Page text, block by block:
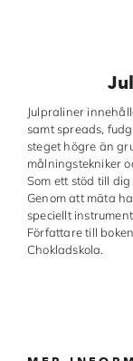
Litteratur
Made in Sweden
Pralinformar
Verktyg
Julpraliner
samt spreads,
steget högre än
målningstekniker
Som ett stöd till
Genom att mäta
speciellt
Författare till
Chokladskola.